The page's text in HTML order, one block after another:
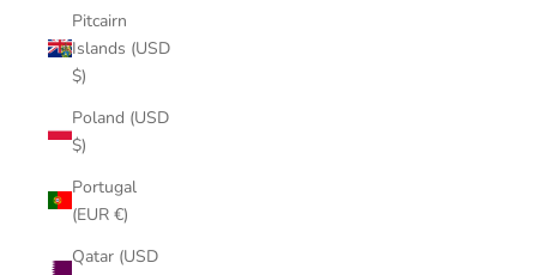
Pitcairn
Islands (USD
$)
Poland (USD
$)
Portugal
(EUR €)
Qatar (USD